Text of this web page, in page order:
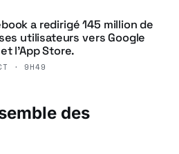
a redirigé 145 million de
utilisateurs vers Google
l’App Store.
· 9H49
des